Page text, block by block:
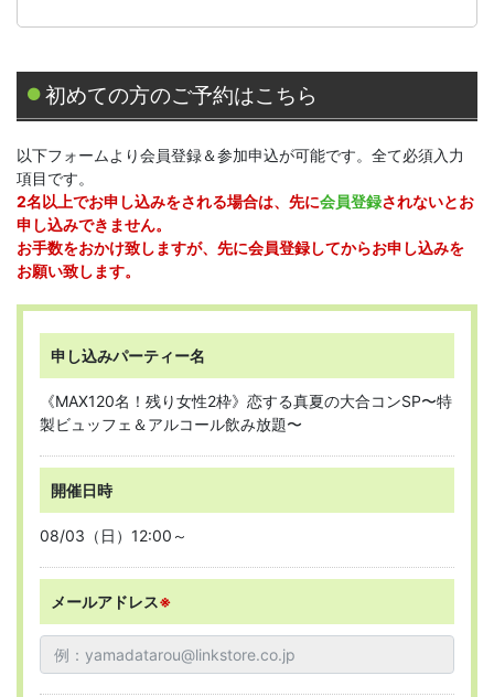
初めての方のご予約はこちら
以下フォームより会員登録＆参加申込が可能です。全て必須入力
項目です。
2名以上でお申し込みをされる場合は、先に会員登録されないとお
申し込みできません。
お手数をおかけ致しますが、先に会員登録してからお申し込みを
お願い致します。
申し込みパーティー名
《MAX120名！残り女性2枠》恋する真夏の大合コンSP〜特
製ビュッフェ＆アルコール飲み放題〜
開催日時
08/03（日）12:00～
メールアドレス※